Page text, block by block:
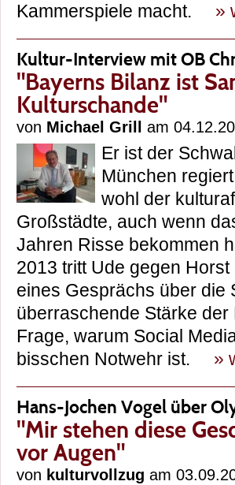
Kammerspiele macht. »
Kultur-Interview mit OB
"Bayerns Bilanz ist
Kulturschande"
von Michael Grill am
Er ist der
München
wohl der
Großstädte, auch wenn
Jahren Risse bekommen
2013 tritt Ude gegen
eines Gesprächs über die
überraschende Stärke
Frage, warum Social
bisschen Notwehr ist. »
Hans-Jochen Vogel über
"Mir stehen diese
vor Augen"
von kulturvollzug am